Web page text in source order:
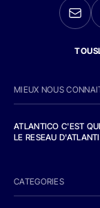
MIEUX NOUS
ATLANTICO C'EST
LE RESEAU
CATEGORIES